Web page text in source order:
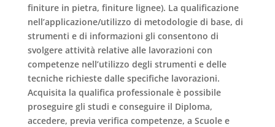
finiture in pietra, finiture lignee). La qualificazione
nell’applicazione/utilizzo di metodologie di base, di
strumenti e di informazioni gli consentono di
svolgere attività relative alle lavorazioni con
competenze nell’utilizzo degli strumenti e delle
tecniche richieste dalle specifiche lavorazioni.
Acquisita la qualifica professionale è possibile
proseguire gli studi e conseguire il Diploma,
accedere, previa verifica competenze, a Scuole e